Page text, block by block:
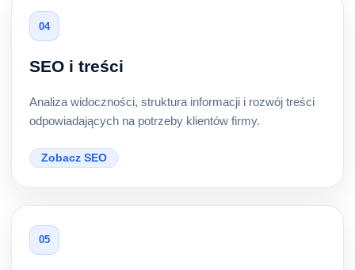
04
SEO i treści
Analiza widoczności, struktura informacji i rozwój treści
odpowiadających na potrzeby klientów firmy.
Zobacz SEO
05